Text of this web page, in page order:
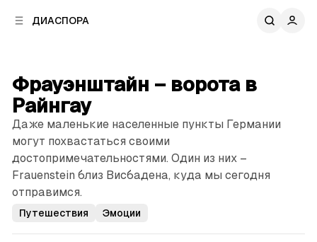
ДИАСПОРА
Фрауэнштайн – ворота в
Райнгау
Даже маленькие населенные пункты Германии
могут похвастаться своими
достопримечательностями. Один из них –
Frauenstein близ Висбадена, куда мы сегодня
отправимся.
Путешествия Эмоции